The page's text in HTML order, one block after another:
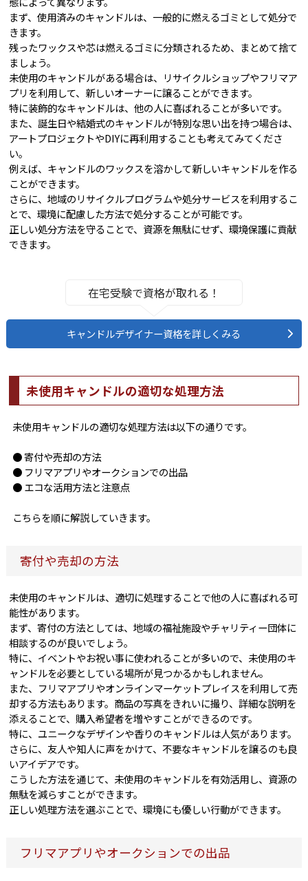
まず、使用済みのキャンドルは、一般的に燃えるゴミとして処分で
きます。
残ったワックスや芯は燃えるゴミに分類されるため、まとめて捨て
ましょう。
未使用のキャンドルがある場合は、リサイクルショップやフリマア
プリを利用して、新しいオーナーに譲ることができます。
特に装飾的なキャンドルは、他の人に喜ばれることが多いです。
また、誕生日や結婚式のキャンドルが特別な思い出を持つ場合は、
アートプロジェクトやDIYに再利用することも考えてみてくださ
い。
例えば、キャンドルのワックスを溶かして新しいキャンドルを作る
ことができます。
さらに、地域のリサイクルプログラムや処分サービスを利用するこ
とで、環境に配慮した方法で処分することが可能です。
正しい処分方法を守ることで、資源を無駄にせず、環境保護に貢献
できます。
在宅受験で資格が取れる！
キャンドルデザイナー資格を詳しくみる
未使用キャンドルの適切な処理方法
未使用キャンドルの適切な処理方法は以下の通りです。
● 寄付や売却の方法
● フリマアプリやオークションでの出品
● エコな活用方法と注意点
こちらを順に解説していきます。
寄付や売却の方法
未使用のキャンドルは、適切に処理することで他の人に喜ばれる可
能性があります。
まず、寄付の方法としては、地域の福祉施設やチャリティー団体に
相談するのが良いでしょう。
特に、イベントやお祝い事に使われることが多いので、未使用のキ
ャンドルを必要としている場所が見つかるかもしれません。
また、フリマアプリやオンラインマーケットプレイスを利用して売
却する方法もあります。商品の写真をきれいに撮り、詳細な説明を
添えることで、購入希望者を増やすことができるのです。
特に、ユニークなデザインや香りのキャンドルは人気があります。
さらに、友人や知人に声をかけて、不要なキャンドルを譲るのも良
いアイデアです。
こうした方法を通じて、未使用のキャンドルを有効活用し、資源の
無駄を減らすことができます。
正しい処理方法を選ぶことで、環境にも優しい行動ができます。
フリマアプリやオークションでの出品